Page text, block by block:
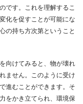
です。これを理解するこ
化を促すことが可能にな
の持ち方次第ということ
向けてみると、物が壊れ
ません。このように受け
進むことができます。そ
をかき立てられ、環境保